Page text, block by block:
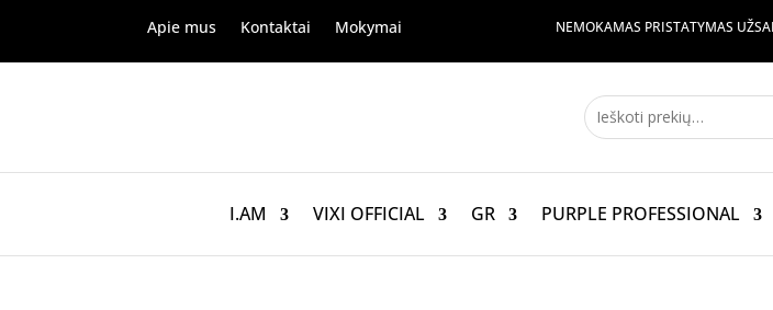
Apie mus Kontaktai Mokymai NEMOKAMAS PRISTATYMAS
I.AM VIXI OFFICIAL GR PURPLE PROFESSIONAL